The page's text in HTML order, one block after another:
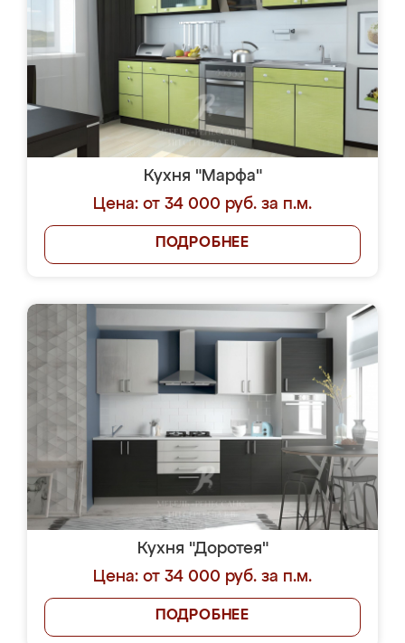
Кухня "Марфа"
Цена: от 34 000 руб. за п.м.
ПОДРОБНЕЕ
Кухня "Доротея"
Цена: от 34 000 руб. за п.м.
ПОДРОБНЕЕ